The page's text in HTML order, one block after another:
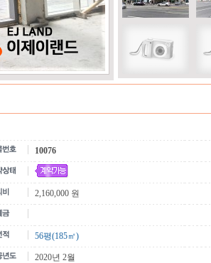
10076
2,160,000 원
56평(185㎡)
2020년 2월